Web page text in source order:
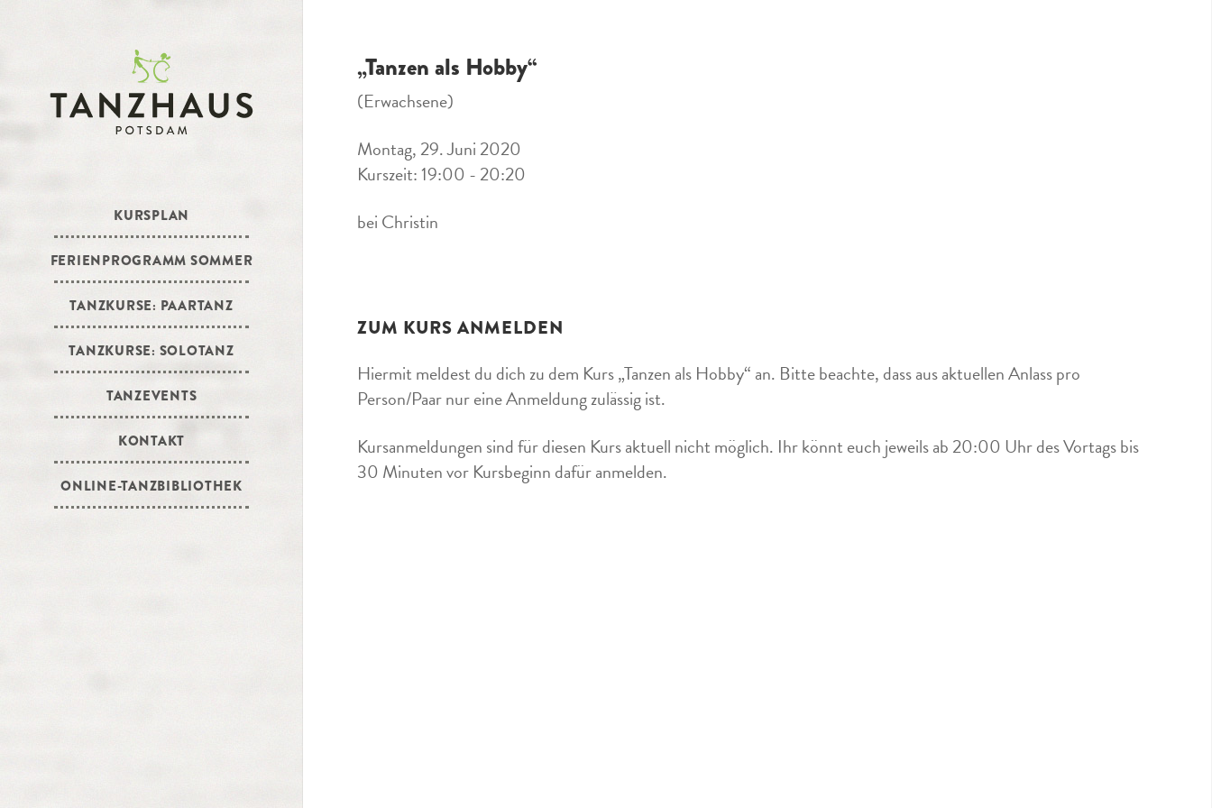
KURSPLAN
FERIENPROGRAMM SOMMER
TANZKURSE: PAARTANZ
TANZKURSE: SOLOTANZ
TANZEVENTS
KONTAKT
ONLINE-TANZBIBLIOTHEK
„Tanzen als Hobby“
(Erwachsene)
Montag, 29. Juni 2020
Kurszeit: 19:00 - 20:20
bei Christin
ZUM KURS ANMELDEN
Hiermit meldest du dich zu dem Kurs „Tanzen als Hobby“ an. Bitte beachte, dass aus aktuellen Anlass pro
Person/Paar nur eine Anmeldung zulässig ist.
Kursanmeldungen sind für diesen Kurs aktuell nicht möglich. Ihr könnt euch jeweils ab 20:00 Uhr des Vortags bis
30 Minuten vor Kursbeginn dafür anmelden.